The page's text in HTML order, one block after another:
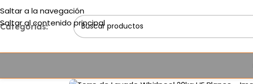
Saltar a la navegación
Saltar al contenido principal
Categorías: